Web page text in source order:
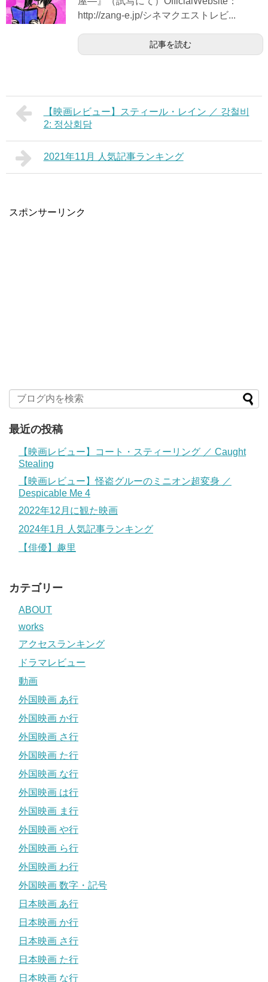
http://zang-e.jp/シネマクエストレビ...
記事を読む
【映画レビュー】スティール・レイン ／ 강철비
2: 정상회담
2021年11月 人気記事ランキング
スポンサーリンク
最近の投稿
【映画レビュー】コート・スティーリング ／ Caught
Stealing
【映画レビュー】怪盗グルーのミニオン超変身 ／
Despicable Me 4
2022年12月に観た映画
2024年1月 人気記事ランキング
【俳優】趣里
カテゴリー
ABOUT
works
アクセスランキング
ドラマレビュー
動画
外国映画 あ行
外国映画 か行
外国映画 さ行
外国映画 た行
外国映画 な行
外国映画 は行
外国映画 ま行
外国映画 や行
外国映画 ら行
外国映画 わ行
外国映画 数字・記号
日本映画 あ行
日本映画 か行
日本映画 さ行
日本映画 た行
日本映画 な行